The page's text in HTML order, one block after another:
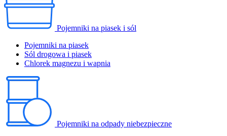
Pojemniki na piasek i sól
Pojemniki na piasek
Sól drogowa i piasek
Chlorek magnezu i wapnia
Pojemniki na odpady niebezpieczne